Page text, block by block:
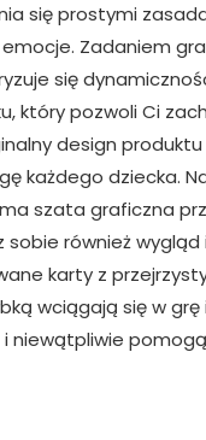
się prostymi
Zadaniem
się
który pozwoli Ci
design
każdego dziecka.
szata graficzna
również
karty z
wciągają się w
niewątpliwie